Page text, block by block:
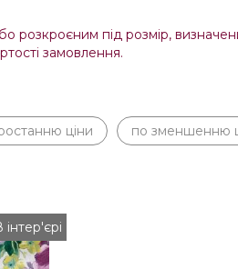
розкроєним під розмір,
замовлення.
ціни по зменшенню
інтер'єрі